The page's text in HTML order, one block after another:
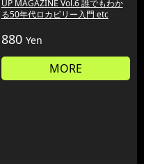
UP MAGAZINE Vol.6 誰でもわか
る50年代ロカビリー入門 etc
880 Yen
MORE